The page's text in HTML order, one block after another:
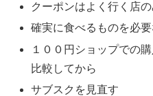
クーポンはよく行く店
確実に食べるものを必
１００円ショップでの
比較してから
サブスクを見直す